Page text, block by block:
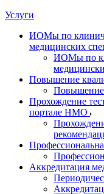
Услуги
ИОМы по
медицинских
ИОМы по
Повышение
Повышение
Прохождение
портале НМО
Аккредитация